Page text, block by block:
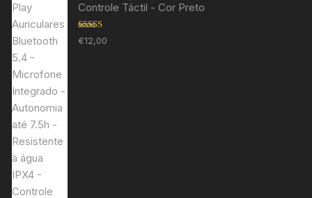
Controle Táctil - Cor Preto
Avaliação
5.00de 5
€12,00